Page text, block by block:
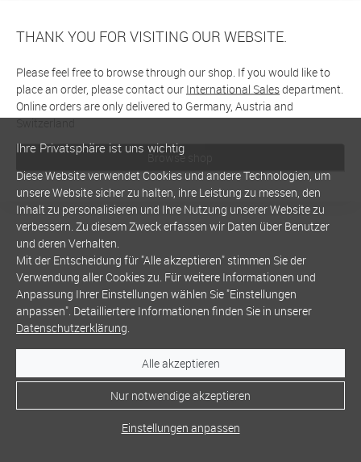
THANK YOU FOR VISITING OUR WEBSITE.
Please feel free to browse through our shop. If you would like to
place an order, please contact our International Salesdepartment.
Online orders are only delivered to Germany, Austria and
Switzerland
Browse shop
Ihre Privatsphäre ist uns wichtig
Diese Website verwendet Cookies und andere Technologien, um
unsere Website sicher zu halten, ihre Leistung zu messen, den
Inhalt zu personalisieren und Ihre Nutzung unserer Website zu
verbessern. Zu diesem Zweck erfassen wir Daten über Benutzer
und deren Verhalten.
Mit der Entscheidung für "Alle akzeptieren" stimmen Sie der
Verwendung aller Cookies zu. Für weitere Informationen und
Anpassung Ihrer Einstellungen wählen Sie "Einstellungen
anpassen". Detailliertere Informationen finden Sie in unserer
Datenschutzerklärung.
Alle akzeptieren
Nur notwendige akzeptieren
Einstellungen anpassen